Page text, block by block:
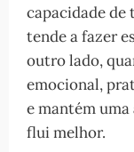
capacidade de
tende a fazer
outro lado,
emocional,
e mantém uma
flui melhor.